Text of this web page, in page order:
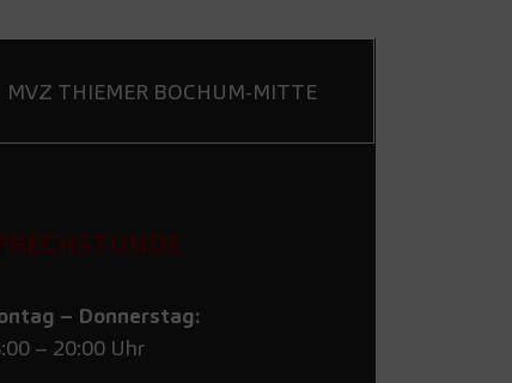
MVZ THIEMER BOCHUM-MITTE
– Donnerstag:
– 20:00 Uhr